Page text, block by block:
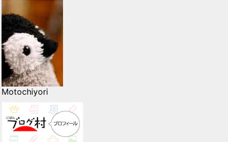
Motochiyori